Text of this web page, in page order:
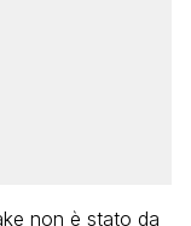
non è stato da